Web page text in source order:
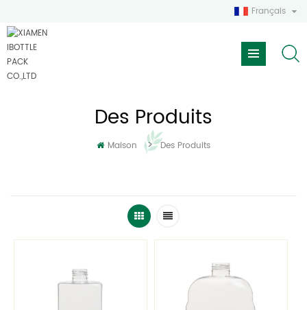
Français
Des Produits
Maison > Des Produits